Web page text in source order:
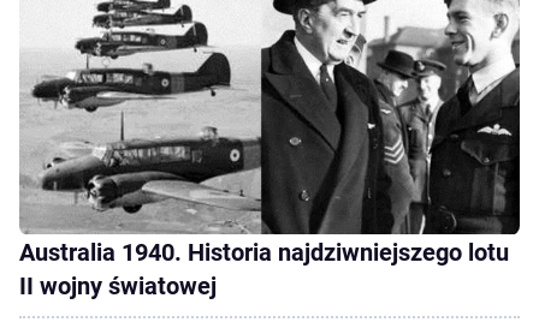
Australia 1940. Historia najdziwniejszego lotu
II wojny światowej